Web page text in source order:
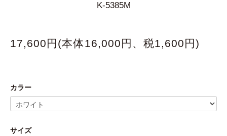
K-5385M
17,600円(本体16,000円、税1,600円)
カラー
サイズ